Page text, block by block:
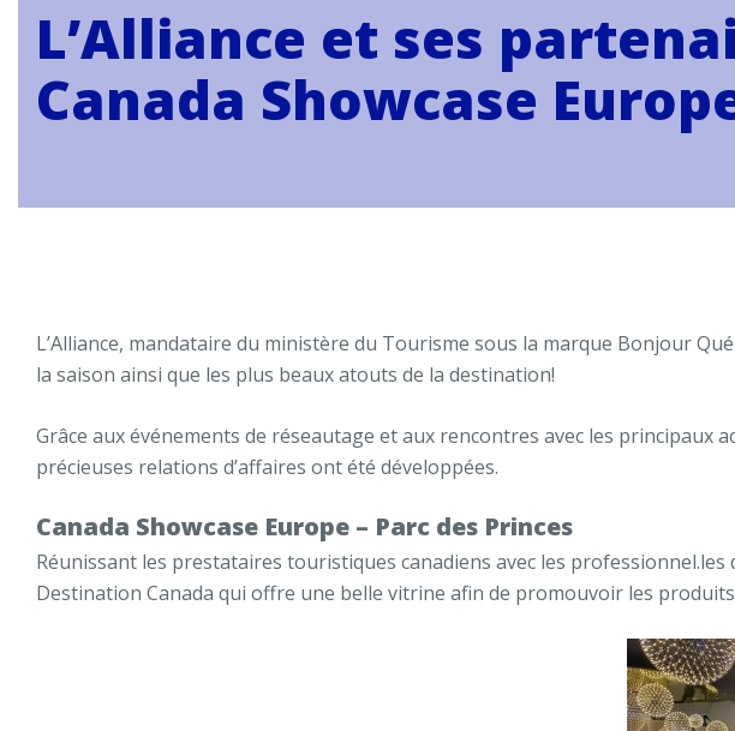
L’Alliance et ses
Canada Showcase
L’Alliance, mandataire du ministère du Tourisme sous la marque Bonjour
la saison ainsi que les plus beaux atouts de la destination!
Grâce aux événements de réseautage et aux rencontres avec les
précieuses relations d’affaires ont été développées.
Canada Showcase Europe – Parc des Princes
Réunissant les prestataires touristiques canadiens avec les
Destination Canada qui offre une belle vitrine afin de promouvoir les